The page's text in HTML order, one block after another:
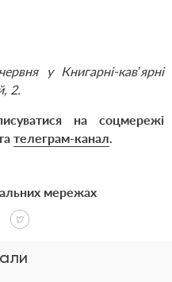
у Книгарні-кав’ярні
2.
на соцмережі
телеграм-канал.
мережах